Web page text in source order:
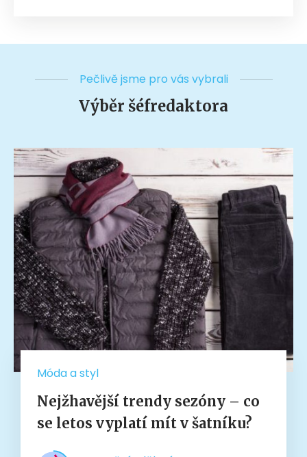
Pečlivě jsme pro vás vybrali
Výběr šéfredaktora
Móda a styl
Nejžhavější trendy sezóny – co
se letos vyplatí mít v šatníku?